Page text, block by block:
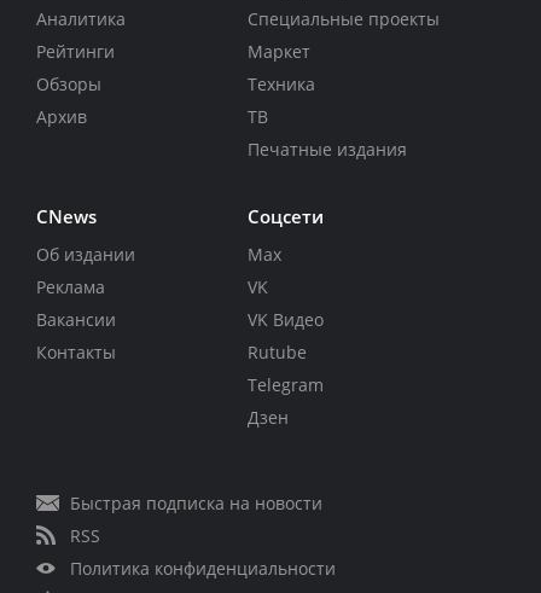
Аналитика
Рейтинги
Обзоры
Архив
Специальные проекты
Маркет
Техника
ТВ
Печатные издания
CNews
Об издании
Реклама
Вакансии
Контакты
Соцсети
Max
VK
VK Видео
Rutube
Telegram
Дзен
Быстрая подписка на новости
RSS
Политика конфиденциальности